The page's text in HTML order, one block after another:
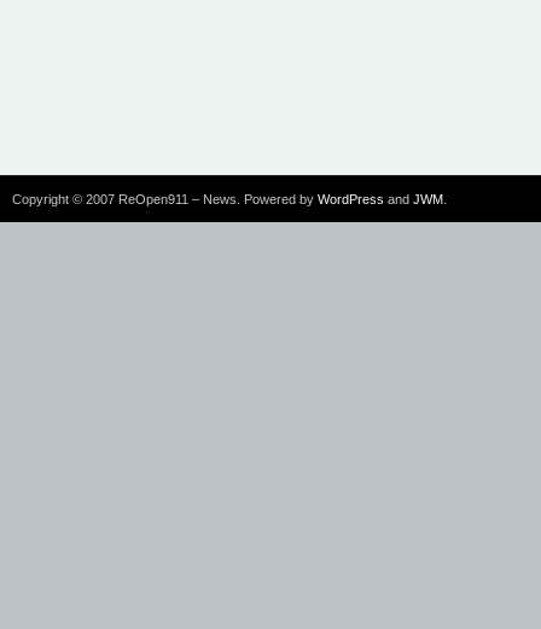
Copyright © 2007 ReOpen911 – News. Powered by WordPress and JWM